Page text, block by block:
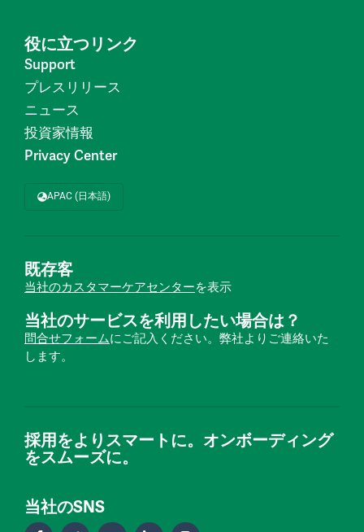
役に立つリンク
Support
プレスリリース
ニュース
投資家情報
Privacy Center
APAC (日本語)
既存客
当社のカスタマーケアセンターを表示
当社のサービスを利用したい場合は？
問合せフォームにご記入ください。弊社よりご連絡いた
します。
採用をよりスマートに。オンボーディング
をスムーズに。
当社のSNS